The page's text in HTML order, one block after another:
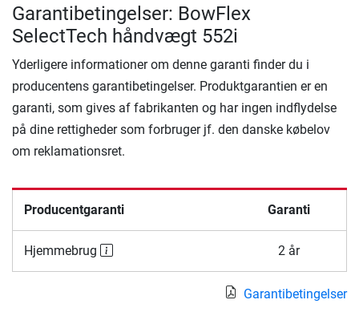
Garantibetingelser: BowFlex
SelectTech håndvægt 552i
Yderligere informationer om denne garanti finder du i
producentens garantibetingelser. Produktgarantien er en
garanti, som gives af fabrikanten og har ingen indflydelse
på dine rettigheder som forbruger jf. den danske købelov
om reklamationsret.
Producentgaranti Garanti
Hjemmebrug 2 år
Garantibetingelser